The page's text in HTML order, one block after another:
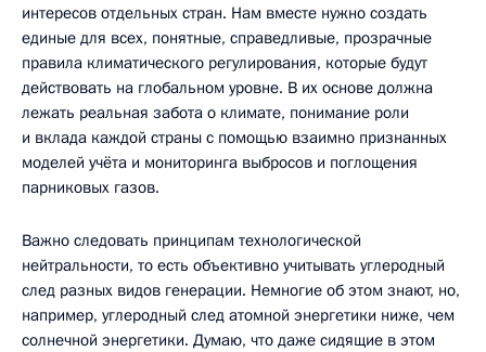
интересов отдельных стран. Нам вместе нужно создать
единые для всех, понятные, справедливые, прозрачные
правила климатического регулирования, которые будут
действовать на глобальном уровне. В их основе должна
лежать реальная забота о климате, понимание роли
и вклада каждой страны с помощью взаимно признанных
моделей учёта и мониторинга выбросов и поглощения
парниковых газов.
Важно следовать принципам технологической
нейтральности, то есть объективно учитывать углеродный
след разных видов генерации. Немногие об этом знают, но,
например, углеродный след атомной энергетики ниже, чем
солнечной энергетики. Думаю, что даже сидящие в этом